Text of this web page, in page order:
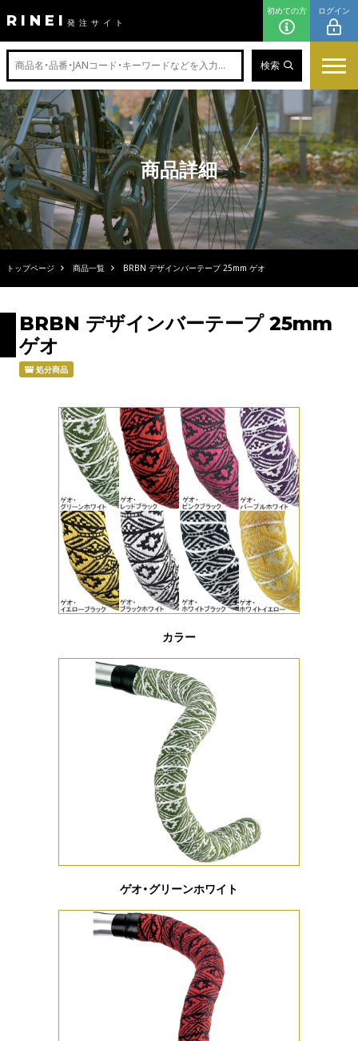
RINEI 発注サイト
初めての方 ログイン
検索
商品詳細
トップページ 商品一覧 BRBN デザインバーテープ 25mm ゲオ
BRBN デザインバーテープ 25mm
ゲオ
処分商品
カラー
ゲオ・グリーンホワイト